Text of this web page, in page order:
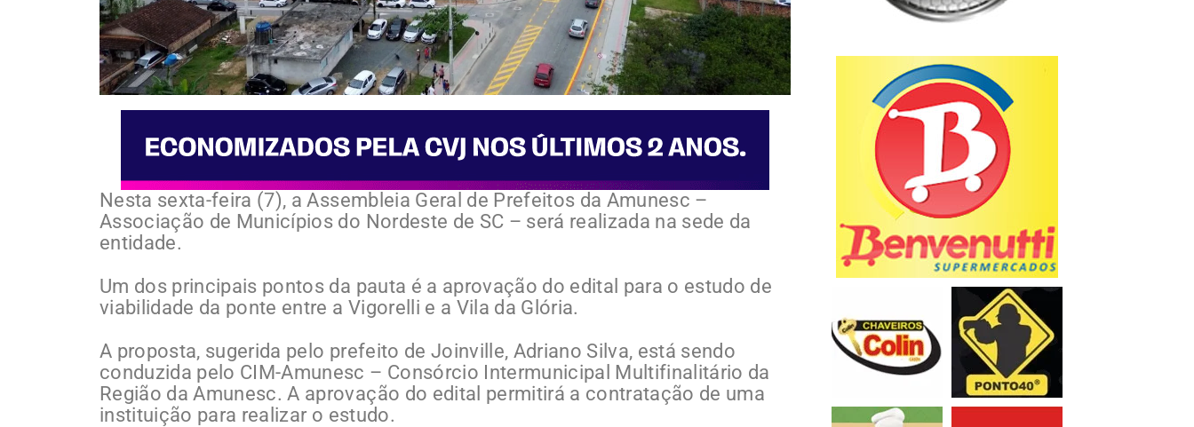
Nesta sexta-feira (7), a Assembleia Geral de Prefeitos da Amunesc –
Associação de Municípios do Nordeste de SC – será realizada na sede da
entidade.
Um dos principais pontos da pauta é a aprovação do edital para o estudo de
viabilidade da ponte entre a Vigorelli e a Vila da Glória.
A proposta, sugerida pelo prefeito de Joinville, Adriano Silva, está sendo
conduzida pelo CIM-Amunesc – Consórcio Intermunicipal Multifinalitário da
Região da Amunesc. A aprovação do edital permitirá a contratação de uma
instituição para realizar o estudo.